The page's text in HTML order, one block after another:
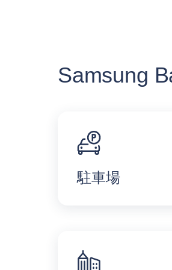
Samsung
駐車場